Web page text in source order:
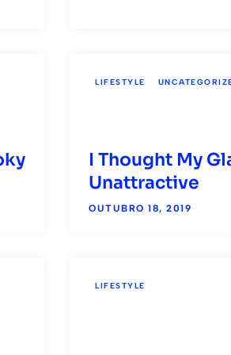
LIFESTYLE
I Thought My
Unattractive
OUTUBRO 18, 2019
LIFESTYLE